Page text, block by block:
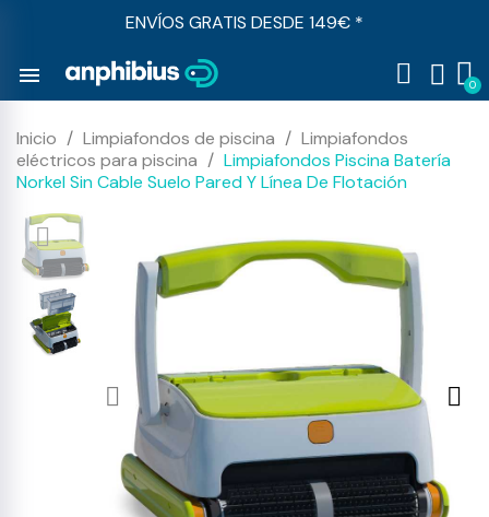
ENVÍOS GRATIS DESDE 149€ *
menu
Inicio Limpiafondos de piscina
Limpiafondos
eléctricos para piscina
Limpiafondos Piscina Batería
Norkel Sin Cable Suelo Pared Y Línea De Flotación